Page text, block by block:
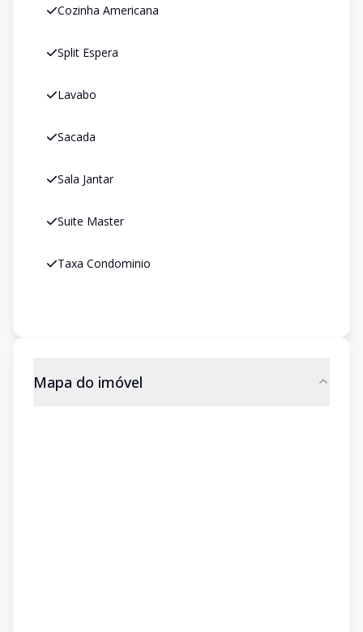
Cozinha Americana
Split Espera
Lavabo
Sacada
Sala Jantar
Suite Master
Taxa Condominio
Mapa do imóvel